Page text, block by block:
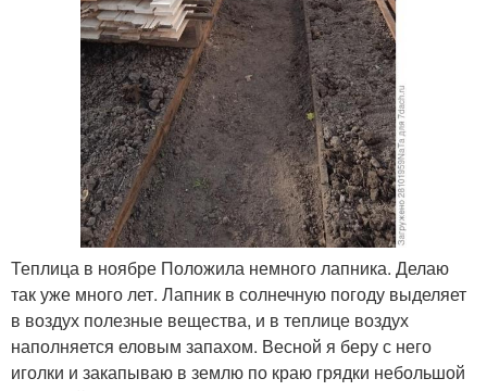
Теплица в ноябре Положила немного лапника. Делаю
так уже много лет. Лапник в солнечную погоду выделяет
в воздух полезные вещества, и в теплице воздух
наполняется еловым запахом. Весной я беру с него
иголки и закапываю в землю по краю грядки небольшой